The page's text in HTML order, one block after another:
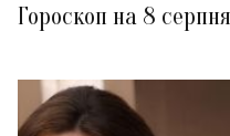
Гороскоп на 8